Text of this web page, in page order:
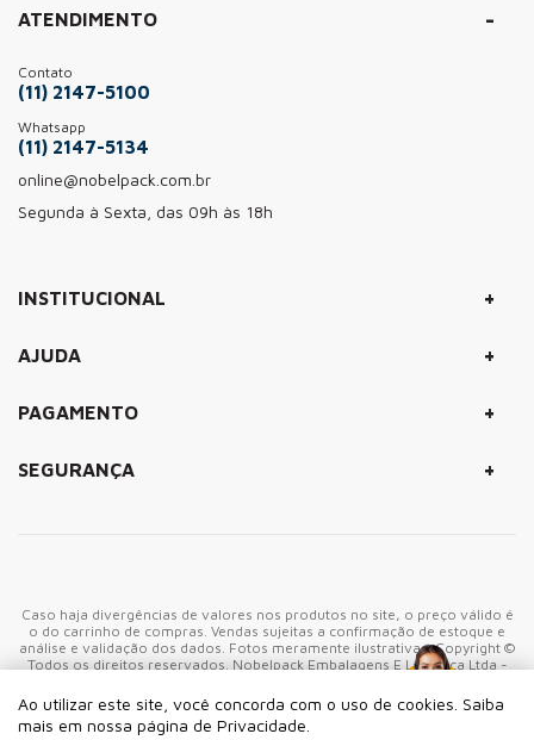
Ao utilizar este site, você concorda com o uso de cookies. Saiba
mais em nossa página de Privacidade.
ATENDIMENTO
Contato
(11) 2147-5100
Whatsapp
(11) 2147-5134
online@nobelpack.com.br
Segunda à Sexta, das 09h às 18h
INSTITUCIONAL +
AJUDA +
PAGAMENTO +
SEGURANÇA +
Caso haja divergências de valores nos produtos no site, o preço válido é
o do carrinho de compras. Vendas sujeitas a confirmação de estoque e
análise e validação dos dados. Fotos meramente ilustrativas. Copyright ©
Todos os direitos reservados. Nobelpack Embalagens E Logistica Ltda -
000 São Paulo-SP - Brasil